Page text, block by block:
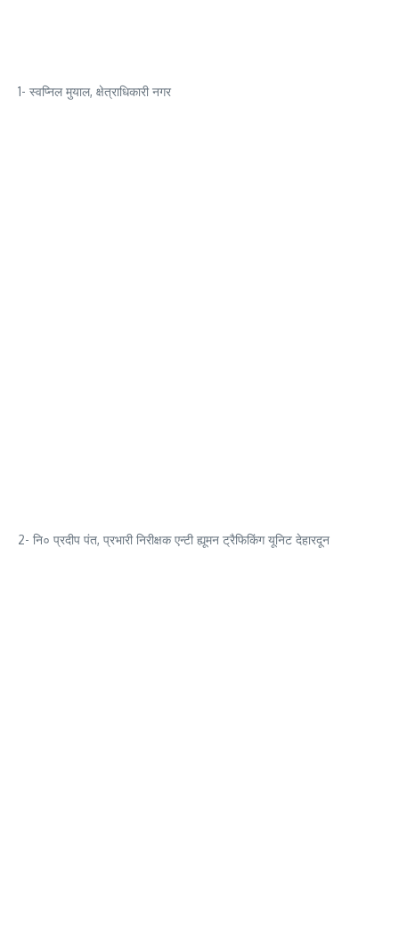
1- स्वप्निल मुयाल, क्षेत्राधिकारी नगर
2- नि० प्रदीप पंत, प्रभारी निरीक्षक एन्टी ह्यूमन ट्रैफिकिंग यूनिट देहारदून